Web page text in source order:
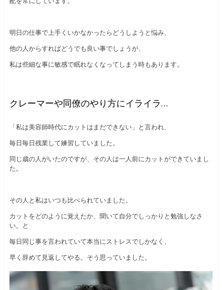
明日の仕事で上手くいかなかったらどうしようと悩み、
他の人からすればどうでも良い事でしょうが、
私は些細な事に敏感で眠れなくなってしまう時もあります。
クレーマーや同僚のやり方にイライラ…
「私は美容師時代にカットはまだできない」と言われ、
毎日毎日残業して練習していました。
同じ歳の人がいたのですが、その人は一人前にカットができていまし
た。
その人と私はいつも比べられていました。
カットをどのように覚えたか、聞いて自分でしっかりと勉強しなさ
い。と
毎日同じ事を言われていて本当にストレスでしかなく、
早く辞めて見返してやる。そう思っていました。